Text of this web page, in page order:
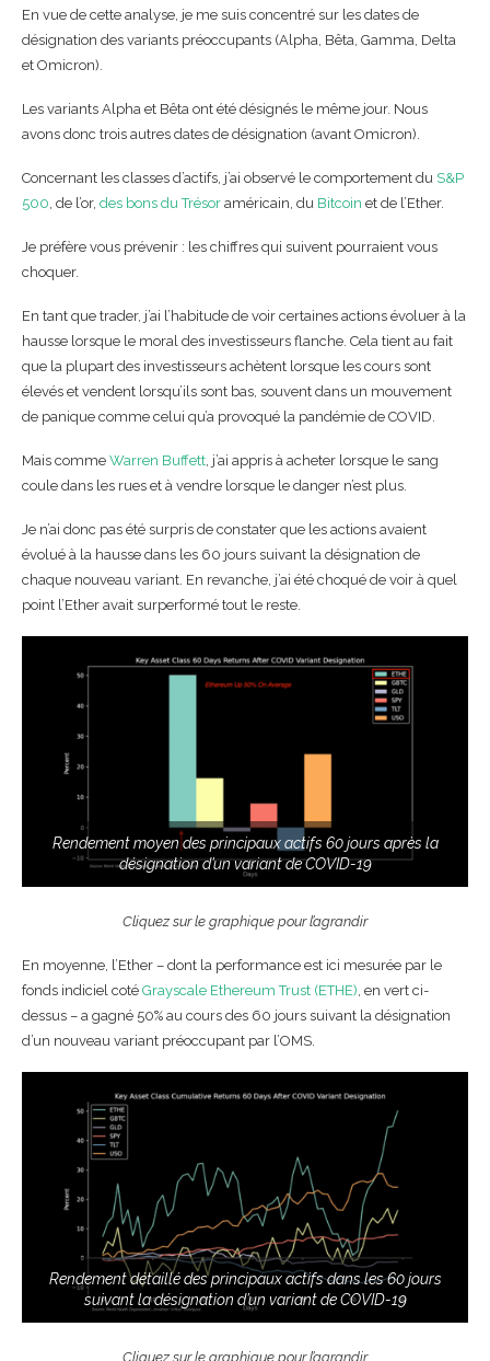
En vue de cette analyse, je me suis concentré sur les dates de
désignation des variants préoccupants (Alpha, Bêta, Gamma, Delta
et Omicron).
Les variants Alpha et Bêta ont été désignés le même jour. Nous
avons donc trois autres dates de désignation (avant Omicron).
Concernant les classes d’actifs, j’ai observé le comportement du S&P
500 , de l’or, des bons du Trésor américain, du Bitcoin et de l’Ether.
Je préfère vous prévenir : les chiffres qui suivent pourraient vous
choquer.
En tant que trader, j’ai l’habitude de voir certaines actions évoluer à la
hausse lorsque le moral des investisseurs flanche. Cela tient au fait
que la plupart des investisseurs achètent lorsque les cours sont
élevés et vendent lorsqu’ils sont bas, souvent dans un mouvement
de panique comme celui qu’a provoqué la pandémie de COVID.
Mais comme Warren Buffett , j’ai appris à acheter lorsque le sang
coule dans les rues et à vendre lorsque le danger n’est plus.
Je n’ai donc pas été surpris de constater que les actions avaient
évolué à la hausse dans les 60 jours suivant la désignation de
chaque nouveau variant. En revanche, j’ai été choqué de voir à quel
point l’Ether avait surperformé tout le reste.
Rendement moyen des principaux actifs 60 jours après la
désignation d’un variant de COVID-19
Cliquez sur le graphique pour l’agrandir
En moyenne, l’Ether – dont la performance est ici mesurée par le
fonds indiciel coté Grayscale Ethereum Trust (ETHE) , en vert ci-
dessus – a gagné 50% au cours des 60 jours suivant la désignation
d’un nouveau variant préoccupant par l’OMS.
Rendement détaillé des principaux actifs dans les 60 jours
suivant la désignation d’un variant de COVID-19
Cliquez sur le graphique pour l’agrandir